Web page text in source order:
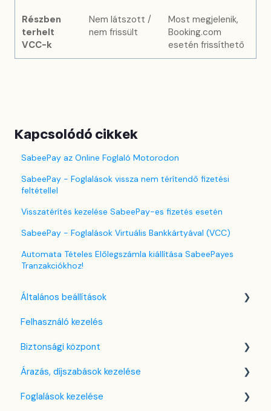
Részben
terhelt
VCC-k
Nem látszott /
nem frissült
Most megjelenik,
Booking.com
esetén frissíthető
Kapcsolódó cikkek
SabeePay az Online Foglaló Motorodon
SabeePay - Foglalások vissza nem térítendő fizetési
feltétellel
Visszatérítés kezelése SabeePay-es fizetés esetén
SabeePay - Foglalások Virtuális Bankkártyával (VCC)
Automata Tételes Előlegszámla kiállítása SabeePayes
Tranzakciókhoz!
Általános beállítások
Nyelv beállítások
Cég / Szálláshely beállítások
Adó beállítások
Szabályzatok beállítása
Felhasználó kezelés
Biztonsági központ
Kulcsfájl kezelés
Két-faktoros autentikáció (2FA)
Árazás, díjszabások kezelése
Díjszabás beállítások
Foglalások kezelése